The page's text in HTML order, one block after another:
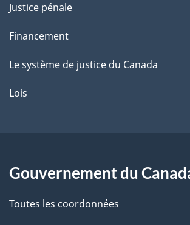
Justice pénale
Financement
Le système de justice du Canada
Lois
Gouvernement du
Toutes les coordonnées